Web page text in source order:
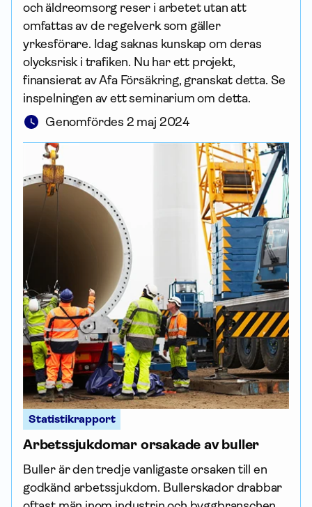
och äldreomsorg reser i arbetet utan att
omfattas av de regelverk som gäller
yrkesförare. Idag saknas kunskap om deras
olycksrisk i trafiken. Nu har ett projekt,
finansierat av Afa För­säkring, granskat detta. Se
in­spel­ningen av ett seminarium om detta.
Genomfördes 2 maj 2024
Statistikrapport
Arbets­sjuk­domar orsakade av buller
Buller är den tredje vanligaste orsaken till en
godkänd arbets­sjuk­dom. Bullerskador drabbar